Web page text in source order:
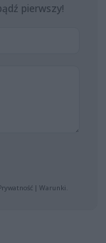
pierwszy!
| Warunki